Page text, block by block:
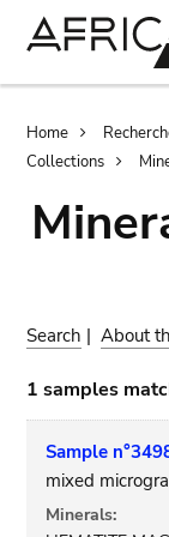
Home
Collections
Search |About
1 samples
Sample
mixed
Minerals: